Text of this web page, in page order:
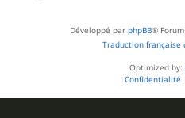
Développé par phpBB®
Traduction française
Optimized by:
Confidentialité